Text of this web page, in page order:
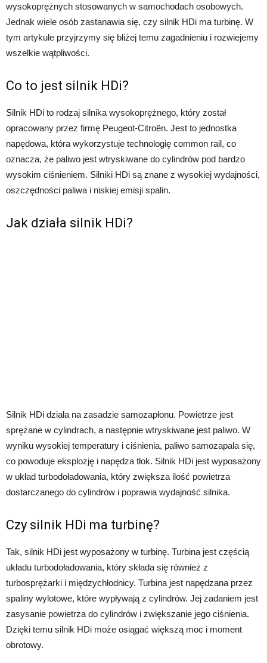
wysokoprężnych stosowanych w samochodach osobowych.
Jednak wiele osób zastanawia się, czy silnik HDi ma turbinę. W
tym artykule przyjrzymy się bliżej temu zagadnieniu i rozwiejemy
wszelkie wątpliwości.
Co to jest silnik HDi?
Silnik HDi to rodzaj silnika wysokoprężnego, który został
opracowany przez firmę Peugeot-Citroën. Jest to jednostka
napędowa, która wykorzystuje technologię common rail, co
oznacza, że paliwo jest wtryskiwane do cylindrów pod bardzo
wysokim ciśnieniem. Silniki HDi są znane z wysokiej wydajności,
oszczędności paliwa i niskiej emisji spalin.
Jak działa silnik HDi?
Silnik HDi działa na zasadzie samozapłonu. Powietrze jest
sprężane w cylindrach, a następnie wtryskiwane jest paliwo. W
wyniku wysokiej temperatury i ciśnienia, paliwo samozapala się,
co powoduje eksplozję i napędza tłok. Silnik HDi jest wyposażony
w układ turbodoładowania, który zwiększa ilość powietrza
dostarczanego do cylindrów i poprawia wydajność silnika.
Czy silnik HDi ma turbinę?
Tak, silnik HDi jest wyposażony w turbinę. Turbina jest częścią
układu turbodoładowania, który składa się również z
turbosprężarki i międzychłodnicy. Turbina jest napędzana przez
spaliny wylotowe, które wypływają z cylindrów. Jej zadaniem jest
zasysanie powietrza do cylindrów i zwiększanie jego ciśnienia.
Dzięki temu silnik HDi może osiągać większą moc i moment
obrotowy.